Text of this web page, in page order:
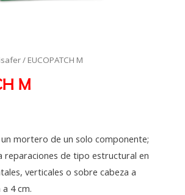
/ EUCOPATCH M
M
mortero de un solo componente;
reparaciones de tipo estructural en
verticales o sobre cabeza a
4 cm.